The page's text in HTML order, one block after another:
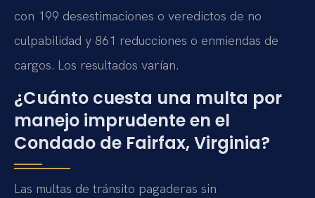
con 199 desestimaciones o veredictos de no
culpabilidad y 861 reducciones o enmiendas de
cargos. Los resultados varían.
¿Cuánto cuesta una multa por
manejo imprudente en el
Condado de Fairfax, Virginia?
Las multas de tránsito pagaderas sin